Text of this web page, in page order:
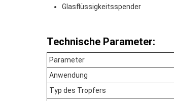
Glasflüssigkeitsspender
Technische Parameter:
Parameter
Anwendung
Typ des Tropfers